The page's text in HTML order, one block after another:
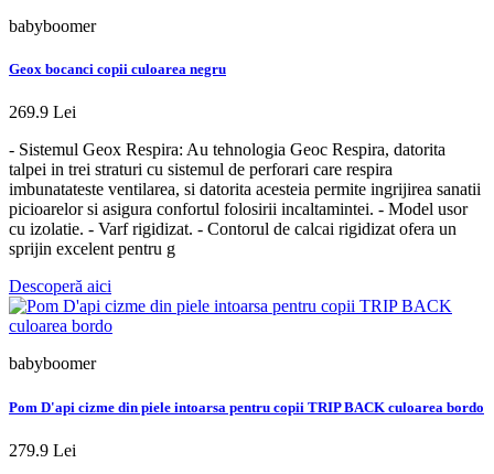
babyboomer
Geox bocanci copii culoarea negru
269.9 Lei
- Sistemul Geox Respira: Au tehnologia Geoc Respira, datorita
talpei in trei straturi cu sistemul de perforari care respira
imbunatateste ventilarea, si datorita acesteia permite ingrijirea sanatii
picioarelor si asigura confortul folosirii incaltamintei. - Model usor
cu izolatie. - Varf rigidizat. - Contorul de calcai rigidizat ofera un
sprijin excelent pentru g
Descoperă aici
babyboomer
Pom D'api cizme din piele intoarsa pentru copii TRIP BACK culoarea bordo
279.9 Lei